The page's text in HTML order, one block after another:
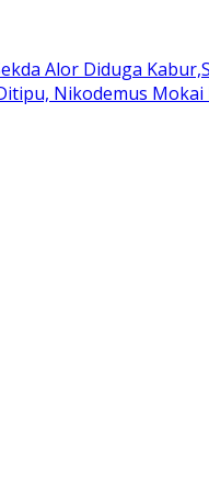
Alor Diduga
Nikodemus Mokai